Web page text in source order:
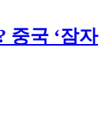
중국 ‘잠자